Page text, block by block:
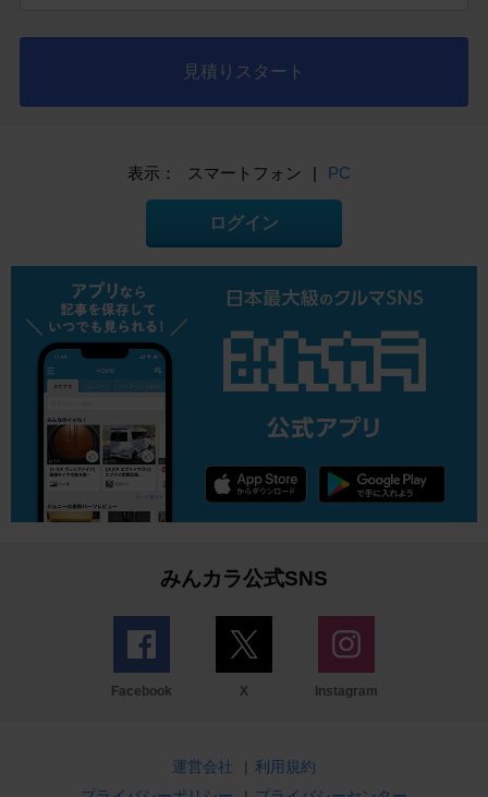
見積りスタート
表示： スマートフォン | PC
ログイン
みんカラ公式SNS
Facebook X Instagram
運営会社 | 利用規約